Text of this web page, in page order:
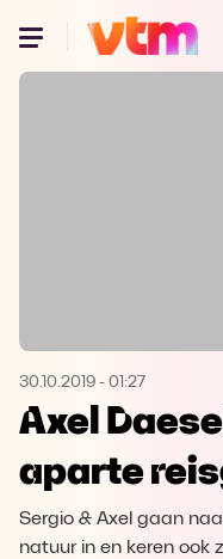
Oeps,
Microsoft
Opera
30.10.2019 - 01:27
Axel
aparte
Sergio & Axel gaan
natuur in en keren ook